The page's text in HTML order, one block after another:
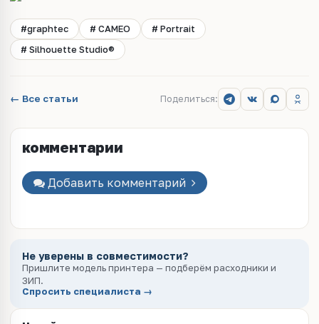
#graphtec # CAMEO
# Portrait
# Silhouette Studio®
← Все статьи Поделиться:
комментарии
Добавить комментарий
Не уверены в совместимости?
Пришлите модель принтера — подберём расходники и
ЗИП.
Спросить специалиста →